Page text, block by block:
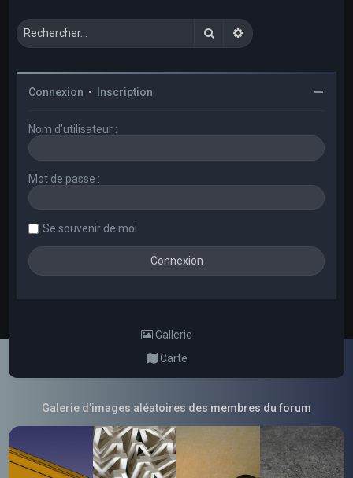
RechercherRecherche avancée
Connexion • Inscription
Nom d’utilisateur :
Mot de passe :
Se souvenir de moi
Gallerie
Carte
Galerie d'images aléatoires des membres du forum